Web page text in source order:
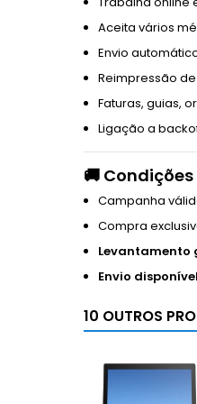
Aceita vários
Envio
Reimpressão
Faturas, guias,
Ligação a
🚚
Campanha
Compra
Levantamento
Envio disponível
10 OUTROS